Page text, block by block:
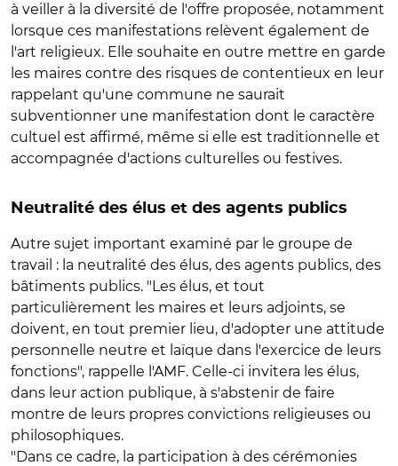
à veiller à la diversité de l'offre proposée, notamment
lorsque ces manifestations relèvent également de
l'art religieux. Elle souhaite en outre mettre en garde
les maires contre des risques de contentieux en leur
rappelant qu'une commune ne saurait
subventionner une manifestation dont le caractère
cultuel est affirmé, même si elle est traditionnelle et
accompagnée d'actions culturelles ou festives.
Neutralité des élus et des agents publics
Autre sujet important examiné par le groupe de
travail : la neutralité des élus, des agents publics, des
bâtiments publics. "Les élus, et tout
particulièrement les maires et leurs adjoints, se
doivent, en tout premier lieu, d'adopter une attitude
personnelle neutre et laïque dans l'exercice de leurs
fonctions", rappelle l'AMF. Celle-ci invitera les élus,
dans leur action publique, à s'abstenir de faire
montre de leurs propres convictions religieuses ou
philosophiques.
"Dans ce cadre, la participation à des cérémonies